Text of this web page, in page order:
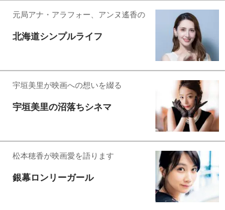
元局アナ・アラフォー、アンヌ遙香の
北海道シンプルライフ
宇垣美里が映画への想いを綴る
宇垣美里の沼落ちシネマ
松本穂香が映画愛を語ります
銀幕ロンリーガール